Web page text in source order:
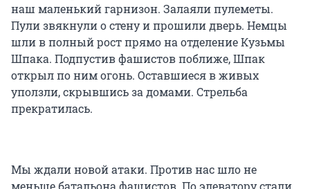
наш маленький гарнизон. Залаяли пулеметы.
Пули звякнули о стену и прошили дверь. Немцы
шли в полный рост прямо на отделение Кузьмы
Шпака. Подпустив фашистов поближе, Шпак
открыл по ним огонь. Оставшиеся в живых
уползли, скрывшись за домами. Стрельба
прекратилась.
Мы ждали новой атаки. Против нас шло не
меньше батальона фашистов. По элеватору стали